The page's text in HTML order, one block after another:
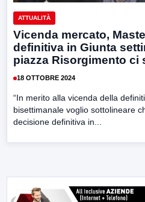
ATTUALITÀ
Vicenda mercato,
definitiva in Giunta
piazza Risorgimento ci
18 OTTOBRE 2024
“In merito alla vicenda della
bisettimanale voglio sottolineare
decisione definitiva in...